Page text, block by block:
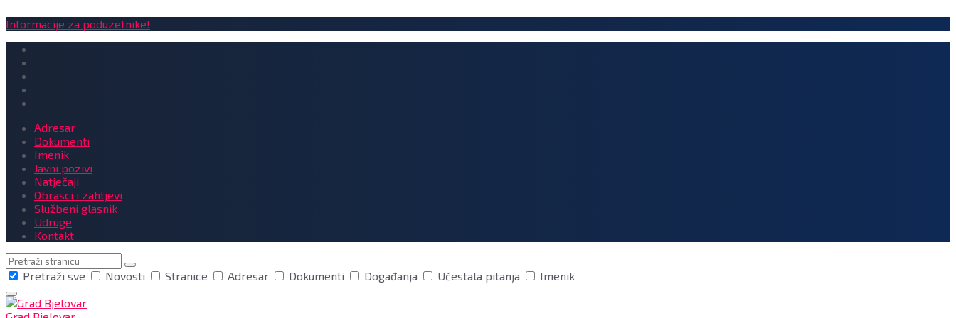
Informacije za poduzetnike!
Adresar
Dokumenti
Imenik
Javni pozivi
Natječaji
Obrasci i zahtjevi
Službeni glasnik
Udruge
Kontakt
Pretraga
Pretraži sve
Novosti Stranice Adresar Dokumenti Događanja Učestala pitanja Imenik